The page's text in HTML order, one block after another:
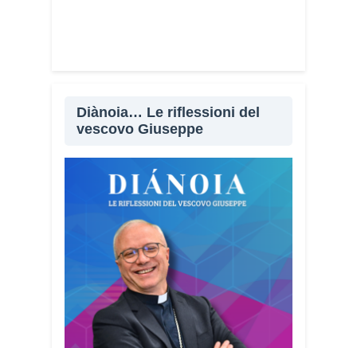
Diànoia… Le riflessioni del
vescovo Giuseppe